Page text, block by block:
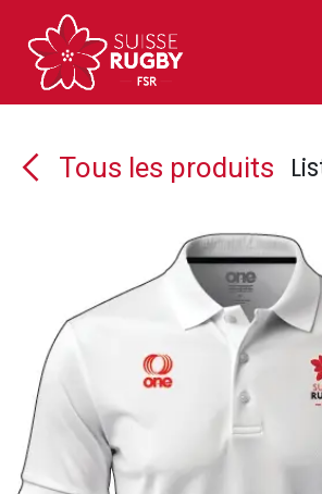
Se rendre au contenu
Tous les produits